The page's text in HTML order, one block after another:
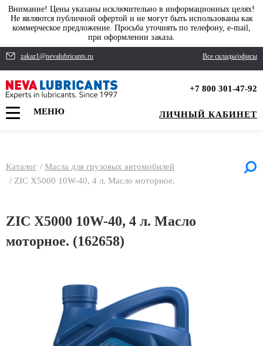
Внимание! Цены указаны исключительно в информационных целях!
Не являются публичной офертой и не могут быть использованы как
коммерческое предложение. Просьба уточнять по телефону, e-mail,
при оформлении заказа.
zakaz1@nevalubricants.ru Все склады/офисы
+7 800 301-47-92
МЕНЮ ЛИЧНЫЙ КАБИНЕТ
Каталог / Масла для грузовых автомобилей
/ ZIC X5000 10W-40, 4 л. Масло моторное.
ZIC X5000 10W-40, 4 л. Масло
моторное. (162658)